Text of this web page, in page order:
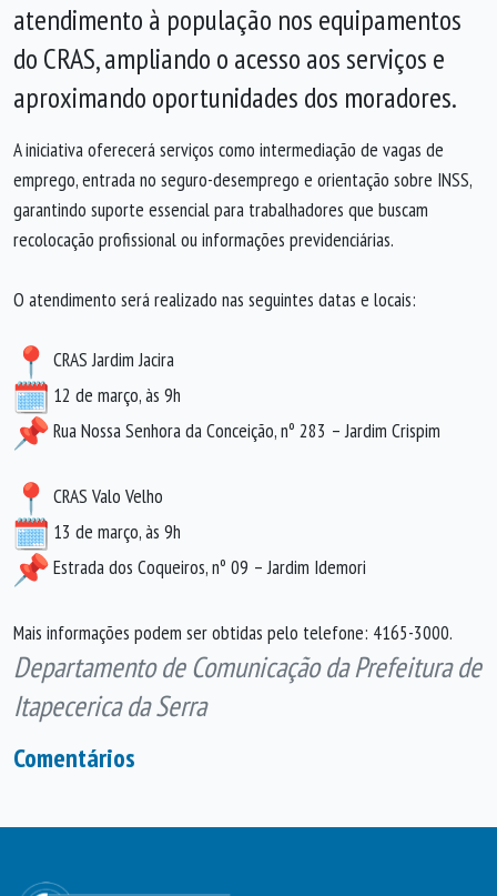
atendimento à população nos equipamentos
do CRAS, ampliando o acesso aos serviços e
aproximando oportunidades dos moradores.
A iniciativa oferecerá serviços como intermediação de vagas de
emprego, entrada no seguro-desemprego e orientação sobre INSS,
garantindo suporte essencial para trabalhadores que buscam
recolocação profissional ou informações previdenciárias.
O atendimento será realizado nas seguintes datas e locais:
CRAS Jardim Jacira
12 de março, às 9h
Rua Nossa Senhora da Conceição, nº 283 – Jardim Crispim
CRAS Valo Velho
13 de março, às 9h
Estrada dos Coqueiros, nº 09 – Jardim Idemori
Mais informações podem ser obtidas pelo telefone: 4165-3000.
Departamento de Comunicação da Prefeitura de
Itapecerica da Serra
Comentários